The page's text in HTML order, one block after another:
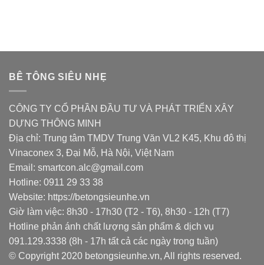
BÊ TÔNG SIÊU NHẸ
CÔNG TY CỔ PHẦN ĐẦU TƯ VÀ PHÁT TRIỂN XÂY
DỰNG THÔNG MINH
Địa chỉ: Trung tâm TMDV Trung Văn VL2 K45, Khu đô thị
Vinaconex 3, Đại Mỗ, Hà Nội, Việt Nam
Email: smartcon.alc@gmail.com
Hotline: 0911 29 33 38
Website: https://betongsieunhe.vn
Giờ làm việc: 8h30 - 17h30 (T2 - T6), 8h30 - 12h (T7)
Hotline phản ánh chất lượng sản phẩm & dịch vụ
091.129.3338 (8h - 17h tất cả các ngày trong tuần)
© Copyright 2020 betongsieunhe.vn, All rights reserved.